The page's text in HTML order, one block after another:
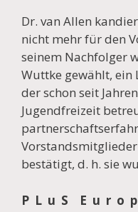
Dr. van Allen
nicht mehr für den
seinem Nachfolger
Wuttke gewählt, ein
der schon seit
Jugendfreizeit
bestätigt, d. h. sie
P L u S E u r o